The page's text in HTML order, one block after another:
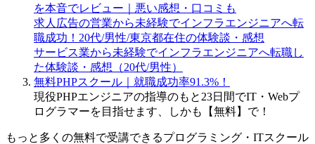
を本音でレビュー｜悪い感想・口コミも
求人広告の営業から未経験でインフラエンジニアへ転
職成功！20代/男性/東京都在住の体験談・感想
サービス業から未経験でインフラエンジニアへ転職し
た体験談・感想（20代/男性）
無料PHPスクール｜就職成功率91.3%！
現役PHPエンジニアの指導のもと23日間でIT・Webプ
ログラマーを目指せます、しかも【無料】で！
もっと多くの無料で受講できるプログラミング・ITスクール